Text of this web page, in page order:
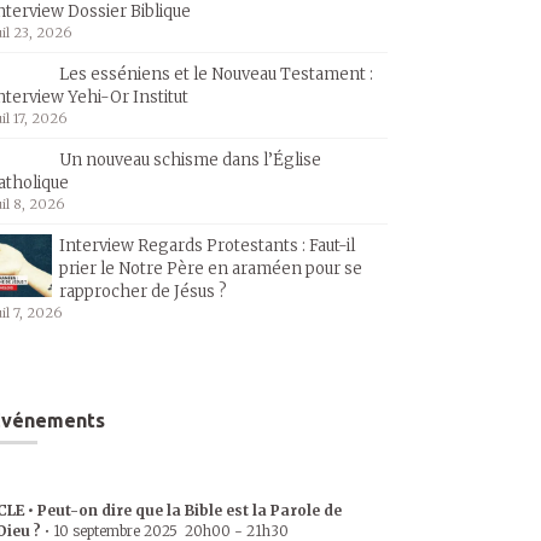
Dossier Biblique
23, 2026
Les esséniens et le Nouveau Testament :
Yehi-Or Institut
17, 2026
Un nouveau schisme dans l’Église
8, 2026
Interview Regards Protestants : Faut-il
prier le Notre Père en araméen pour se
rapprocher de Jésus ?
7, 2026
• Peut-on dire que la Bible est la Parole de
? • 10 septembre 2025 20h00 - 21h30